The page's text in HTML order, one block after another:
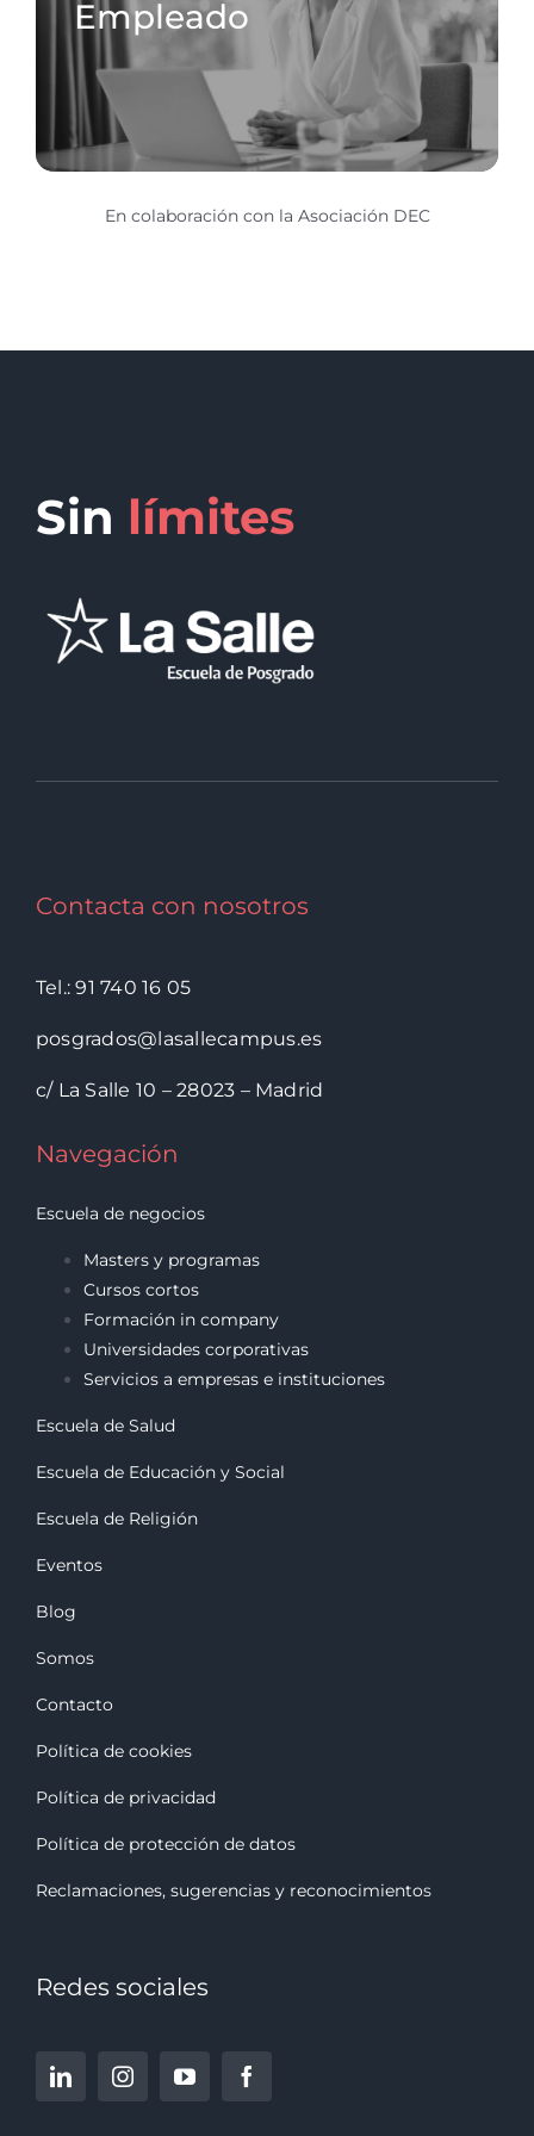
Empleado
En colaboración con la Asociación DEC
Sin límites
Contacta con nosotros
Tel.: 91 740 16 05
posgrados@lasallecampus.es
c/ La Salle 10 – 28023 – Madrid
Navegación
Escuela de negocios
Masters y programas
Cursos cortos
Formación in company
Universidades corporativas
Servicios a empresas e instituciones
Escuela de Salud
Escuela de Educación y Social
Escuela de Religión
Eventos
Blog
Somos
Contacto
Política de cookies
Política de privacidad
Política de protección de datos
Reclamaciones, sugerencias y reconocimientos
Redes sociales